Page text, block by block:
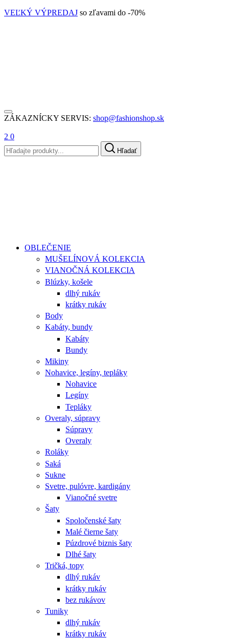
VEĽKÝ VÝPREDAJ so zľavami do -70%
ZÁKAZNÍCKY SERVIS: shop@fashionshop.sk
2 0
Hľadať
OBLEČENIE
MUŠELÍNOVÁ KOLEKCIA
VIANOČNÁ KOLEKCIA
Blúzky, košele
dlhý rukáv
krátky rukáv
Body
Kabáty, bundy
Kabáty
Bundy
Mikiny
Nohavice, legíny, tepláky
Nohavice
Legíny
Tepláky
Overaly, súpravy
Súpravy
Overaly
Roláky
Saká
Sukne
Svetre, pulóvre, kardigány
Vianočné svetre
Šaty
Spoločenské šaty
Malé čierne šaty
Púzdrové biznis šaty
Dlhé šaty
Tričká, topy
dlhý rukáv
krátky rukáv
bez rukávov
Tuniky
dlhý rukáv
krátky rukáv